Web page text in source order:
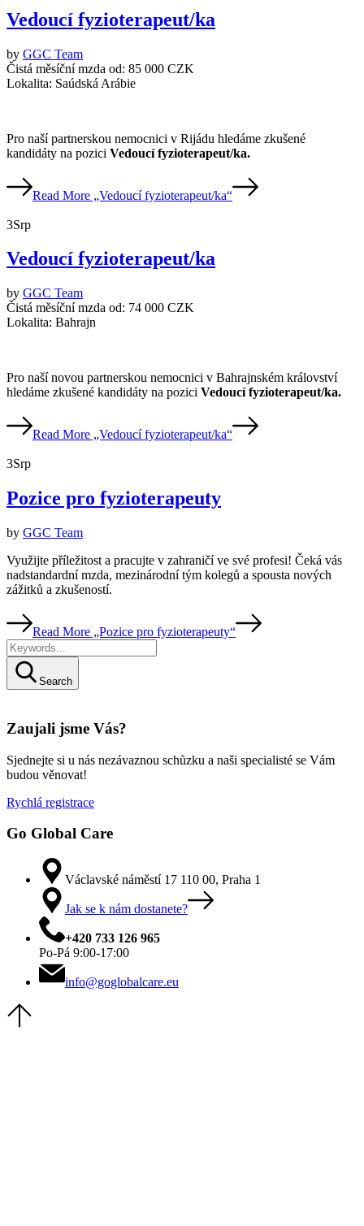
Vedoucí fyzioterapeut/ka
by GGC Team
Čistá měsíční mzda od: 85 000 CZK
Lokalita: Saúdská Arábie
Pro naší partnerskou nemocnici v Rijádu hledáme zkušené
kandidáty na pozici Vedoucí fyzioterapeut/ka.
Read More „Vedoucí fyzioterapeut/ka“
3Srp
Vedoucí fyzioterapeut/ka
by GGC Team
Čistá měsíční mzda od: 74 000 CZK
Lokalita: Bahrajn
Pro naší novou partnerskou nemocnici v Bahrajnském království
hledáme zkušené kandidáty na pozici Vedoucí fyzioterapeut/ka.
Read More „Vedoucí fyzioterapeut/ka“
3Srp
Pozice pro fyzioterapeuty
by GGC Team
Využijte příležitost a pracujte v zahraničí ve své profesi! Čeká vás
nadstandardní mzda, mezinárodní tým kolegů a spousta nových
zážitků a zkušeností.
Read More „Pozice pro fyzioterapeuty“
Search
Zaujali jsme Vás?
Sjednejte si u nás nezávaznou schůzku a naši specialisté se Vám
budou věnovat!
Rychlá registrace
Go Global Care
Václavské náměstí 17 110 00, Praha 1
Jak se k nám dostanete?
+420 733 126 965
Po‑Pá 9:00‑17:00
info@goglobalcare.eu